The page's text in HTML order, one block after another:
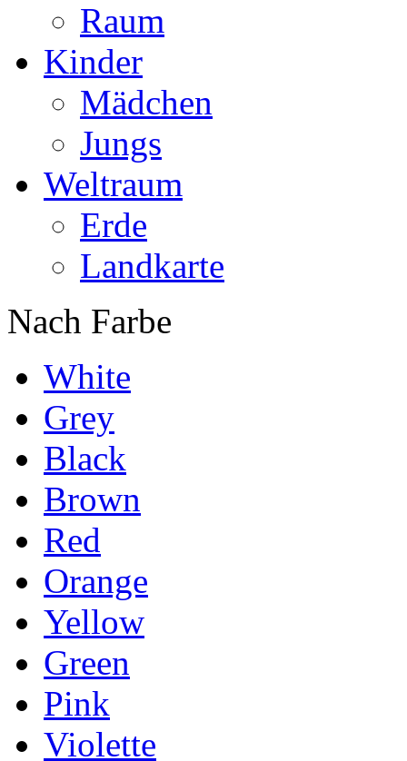
Raum
Kinder
Mädchen
Jungs
Weltraum
Erde
Landkarte
Nach Farbe
White
Grey
Black
Brown
Red
Orange
Yellow
Green
Pink
Violette